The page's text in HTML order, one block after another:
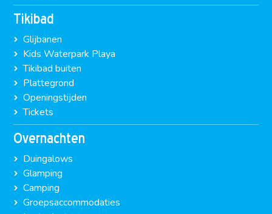
Tikibad
Glijbanen
Kids Waterpark Playa
Tikibad buiten
Plattegrond
Openingstijden
Tickets
Overnachten
Duingalows
Glamping
Camping
Groepsaccommodaties